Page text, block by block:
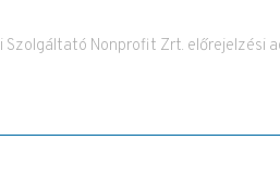
Nonprofit Zrt. előrejelzési